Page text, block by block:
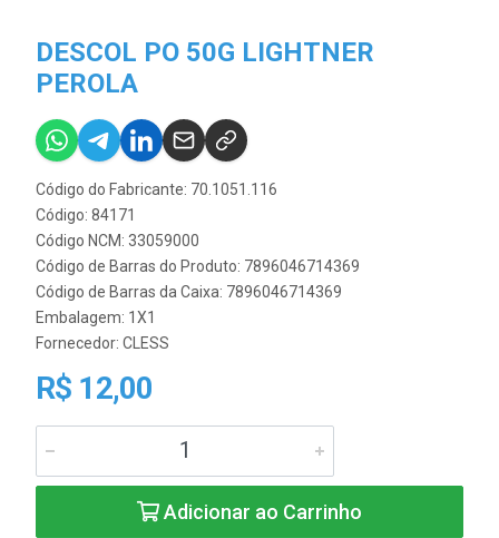
DESCOL PO 50G LIGHTNER
PEROLA
Código do Fabricante: 70.1051.116
Código: 84171
Código NCM: 33059000
Código de Barras do Produto: 7896046714369
Código de Barras da Caixa: 7896046714369
Embalagem: 1X1
Fornecedor: CLESS
R$ 12,00
Adicionar ao Carrinho